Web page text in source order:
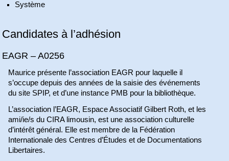
Système
Candidates à l’adhésion
EAGR – A0256
Maurice présente l’association EAGR pour laquelle il
s’occupe depuis des années de la saisie des événements
du site SPIP, et d’une instance PMB pour la bibliothèque.
L’association l’EAGR, Espace Associatif Gilbert Roth, et les
ami/ie/s du CIRA limousin, est une association culturelle
d’intérêt général. Elle est membre de la Fédération
Internationale des Centres d’Études et de Documentations
Libertaires.